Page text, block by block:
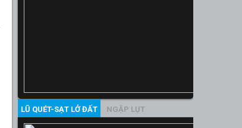
LŨ QUÉT-SẠT LỞ ĐẤT NGẬP LỤT